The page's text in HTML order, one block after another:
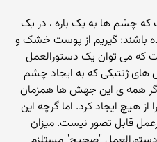
که چشم ها به یک باره ، در یک
باشند: گیریم از پوست خشک و
که می توان یک دستورالعمل
ژنتیکی که به ایجاد چشم
همه ی این جهش ها همزمان
هیچ ایجاد کرد. اما گرچه این
قابل تصور نیست. میزان